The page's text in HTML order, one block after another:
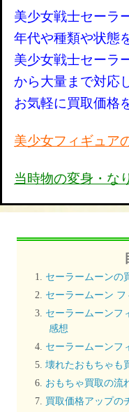
美少女戦士セーラ
年代や種類や状態
美少女戦士セーラ
から大量まで対応
お気軽に買取価格
美少女フィギュア
当時物の変身・な
セーラームーンの
セーラームーン
セーラームーンフ
感想
セーラームーンフ
壊れたおもちゃも
おもちゃ買取の流
買取価格アップの